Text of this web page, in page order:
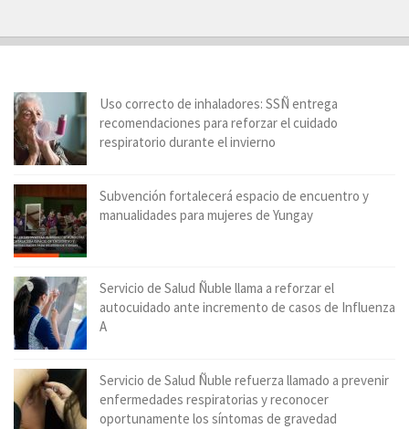
Uso correcto de inhaladores: SSÑ entrega
recomendaciones para reforzar el cuidado
respiratorio durante el invierno
Subvención fortalecerá espacio de encuentro y
manualidades para mujeres de Yungay
Servicio de Salud Ñuble llama a reforzar el
autocuidado ante incremento de casos de Influenza
A
Servicio de Salud Ñuble refuerza llamado a prevenir
enfermedades respiratorias y reconocer
oportunamente los síntomas de gravedad